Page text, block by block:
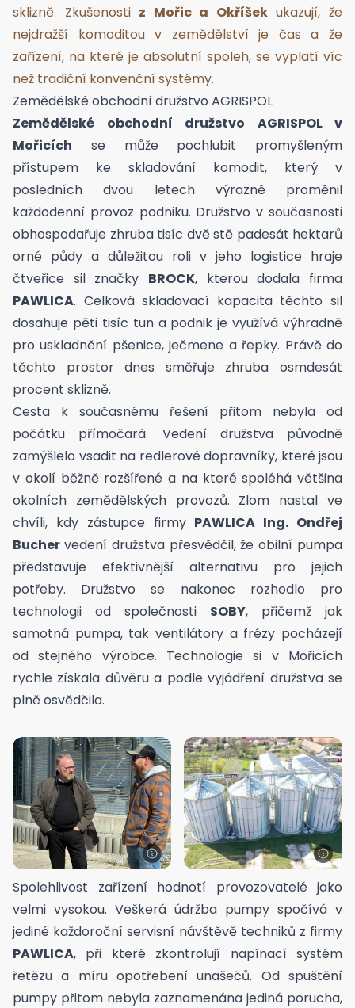
sklizně. Zkušenosti z Mořic a Okříšekukazují, že
nejdražší komoditou v zemědělství je čas a že
zařízení, na které je absolutní spoleh, se vyplatí víc
než tradiční konvenční systémy.
Zemědělské obchodní družstvo AGRISPOL
Zemědělské obchodní družstvo AGRISPOL v
Mořicích se může pochlubit promyšleným
přístupem ke skladování komodit, který v
posledních dvou letech výrazně proměnil
každodenní provoz podniku. Družstvo v současnosti
obhospodařuje zhruba tisíc dvě stě padesát hektarů
orné půdy a důležitou roli v jeho logistice hraje
čtveřice sil značky BROCK, kterou dodala firma
PAWLICA. Celková skladovací kapacita těchto sil
dosahuje pěti tisíc tun a podnik je využívá výhradně
pro uskladnění pšenice, ječmene a řepky. Právě do
těchto prostor dnes směřuje zhruba osmdesát
procent sklizně.
Cesta k současnému řešení přitom nebyla od
počátku přímočará. Vedení družstva původně
zamýšlelo vsadit na redlerové dopravníky, které jsou
v okolí běžně rozšířené a na které spoléhá většina
okolních zemědělských provozů. Zlom nastal ve
chvíli, kdy zástupce firmy PAWLICA Ing. Ondřej
Bucher vedení družstva přesvědčil, že obilní pumpa
představuje efektivnější alternativu pro jejich
potřeby. Družstvo se nakonec rozhodlo pro
technologii od společnosti SOBY, přičemž jak
samotná pumpa, tak ventilátory a frézy pocházejí
od stejného výrobce. Technologie si v Mořicích
rychle získala důvěru a podle vyjádření družstva se
plně osvědčila.
Spolehlivost zařízení hodnotí provozovatelé jako
velmi vysokou. Veškerá údržba pumpy spočívá v
jediné každoroční servisní návštěvě techniků z firmy
PAWLICA, při které zkontrolují napínací systém
řetězu a míru opotřebení unašečů. Od spuštění
pumpy přitom nebyla zaznamenána jediná porucha,